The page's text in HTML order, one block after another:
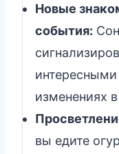
Новые
события:
изменениях
вы едите